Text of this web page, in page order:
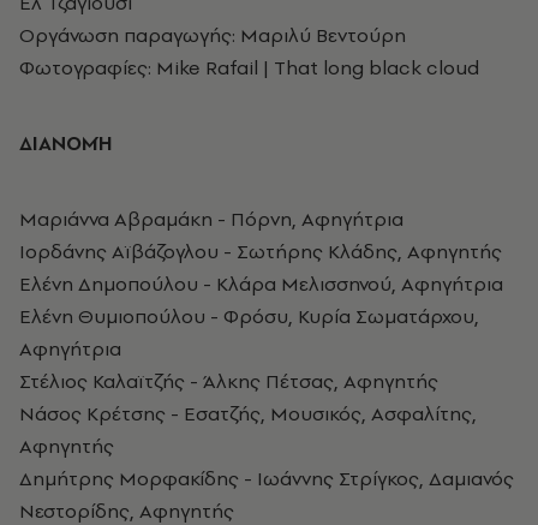
Οργάνωση παραγωγής: Μαριλύ Βεντούρη
Φωτογραφίες: Mike Rafail | That long black cloud
ΔΙΑΝΟΜΉ
Μαριάννα Αβραμάκη - Πόρνη, Αφηγήτρια
Ιορδάνης Αϊβάζογλου - Σωτήρης Κλάδης, Αφηγητής
Ελένη Δημοπούλου - Κλάρα Μελισσηνού, Αφηγήτρια
Ελένη Θυμιοπούλου - Φρόσυ, Κυρία Σωματάρχου,
Αφηγήτρια
Στέλιος Καλαϊτζής - Άλκης Πέτσας, Αφηγητής
Νάσος Κρέτσης - Εσατζής, Μουσικός, Ασφαλίτης,
Αφηγητής
Δημήτρης Μορφακίδης - Ιωάννης Στρίγκος, Δαμιανός
Νεστορίδης, Αφηγητής